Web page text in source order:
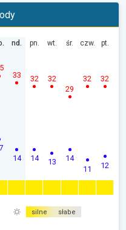
nd.
14
33
pn.
14
32
wt.
13
32
śr.
14
29
czw.
11
32
pt.
12
32
silne słabe